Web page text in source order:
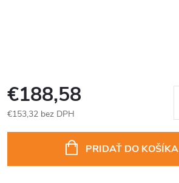
€188,58
€153,32 bez DPH
PRIDAŤ DO KOŠÍKA